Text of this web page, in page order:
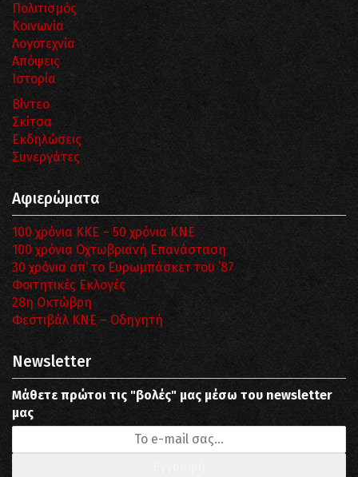
Πολιτισμός
Κοινωνία
Λογοτεχνία
Απόψεις
Ιστορία
Βίντεο
Σκίτσα
Εκδηλώσεις
Συνεργάτες
Αφιερώματα
100 χρόνια ΚΚΕ – 50 χρόνια ΚΝΕ
100 χρόνια Οχτωβριανή Επανάσταση
30 χρόνια απ’ το Ευρωμπάσκετ του ΄87
Φοιτητικές Εκλογές
28η Οκτώβρη
Φεστιβάλ ΚΝΕ – Οδηγητή
Newsletter
Μάθετε πρώτοι τις "βολές" μας μέσω του newsletter
μας